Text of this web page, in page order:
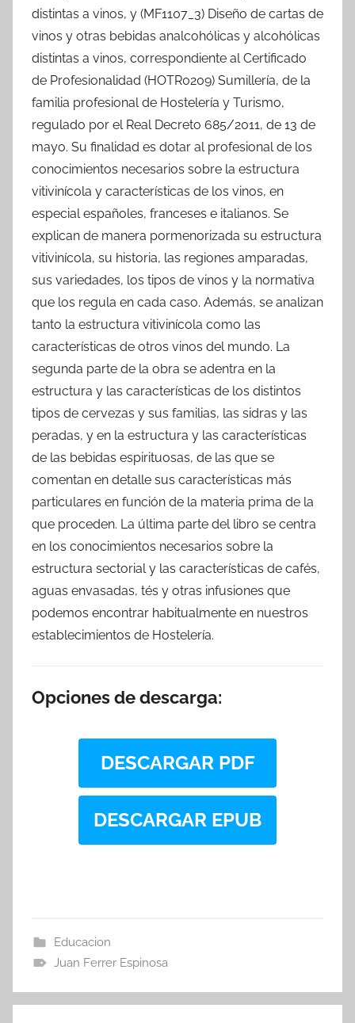
distintas a vinos, y (MF1107_3) Diseño de cartas de
vinos y otras bebidas analcohólicas y alcohólicas
distintas a vinos, correspondiente al Certificado
de Profesionalidad (HOTR0209) Sumillería, de la
familia profesional de Hostelería y Turismo,
regulado por el Real Decreto 685/2011, de 13 de
mayo. Su finalidad es dotar al profesional de los
conocimientos necesarios sobre la estructura
vitivinícola y características de los vinos, en
especial españoles, franceses e italianos. Se
explican de manera pormenorizada su estructura
vitivinícola, su historia, las regiones amparadas,
sus variedades, los tipos de vinos y la normativa
que los regula en cada caso. Además, se analizan
tanto la estructura vitivinícola como las
características de otros vinos del mundo. La
segunda parte de la obra se adentra en la
estructura y las características de los distintos
tipos de cervezas y sus familias, las sidras y las
peradas, y en la estructura y las características
de las bebidas espirituosas, de las que se
comentan en detalle sus características más
particulares en función de la materia prima de la
que proceden. La última parte del libro se centra
en los conocimientos necesarios sobre la
estructura sectorial y las características de cafés,
aguas envasadas, tés y otras infusiones que
podemos encontrar habitualmente en nuestros
establecimientos de Hostelería.
Opciones de descarga:
DESCARGAR PDF
DESCARGAR EPUB
Educacion
Juan Ferrer Espinosa